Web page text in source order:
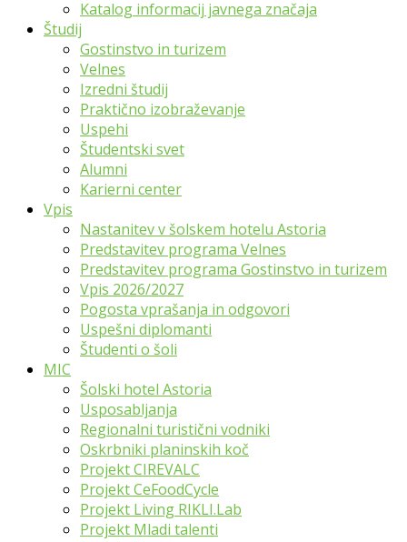
Katalog informacij javnega značaja
Študij
Gostinstvo in turizem
Velnes
Izredni študij
Praktično izobraževanje
Uspehi
Študentski svet
Alumni
Karierni center
Vpis
Nastanitev v šolskem hotelu Astoria
Predstavitev programa Velnes
Predstavitev programa Gostinstvo in turizem
Vpis 2026/2027
Pogosta vprašanja in odgovori
Uspešni diplomanti
Študenti o šoli
MIC
Šolski hotel Astoria
Usposabljanja
Regionalni turistični vodniki
Oskrbniki planinskih koč
Projekt CIREVALC
Projekt CeFoodCycle
Projekt Living RIKLI.Lab
Projekt Mladi talenti